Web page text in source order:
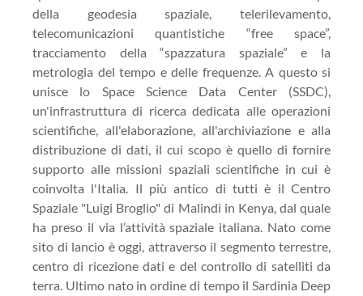
della geodesia spaziale, telerilevamento,
telecomunicazioni quantistiche “free space”,
tracciamento della “spazzatura spaziale” e la
metrologia del tempo e delle frequenze. A questo si
unisce lo Space Science Data Center (SSDC),
un'infrastruttura di ricerca dedicata alle operazioni
scientifiche, all'elaborazione, all'archiviazione e alla
distribuzione di dati, il cui scopo è quello di fornire
supporto alle missioni spaziali scientifiche in cui è
coinvolta l'Italia. Il più antico di tutti è il Centro
Spaziale "Luigi Broglio" di Malindi in Kenya, dal quale
ha preso il via l’attività spaziale italiana. Nato come
sito di lancio è oggi, attraverso il segmento terrestre,
centro di ricezione dati e del controllo di satelliti da
terra. Ultimo nato in ordine di tempo il Sardinia Deep